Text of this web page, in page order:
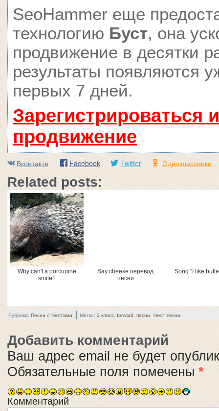
SeoHammer еще
технологию Буст, она
продвижение в десятки
результаты появляются
первых 7 дней.
Зарегистрироваться
продвижение
Вконтакте Facebook Twitter Одноклассники
Related posts:
Why can't a porcupine
smile?
Say cheese перевод
песни
Song "I like
Рубрика: Песни с текстами | Метки: 2 класс forward песни текст песни
Добавить комментарий
Ваш адрес email не будет
Обязательные поля помечены *
Комментарий